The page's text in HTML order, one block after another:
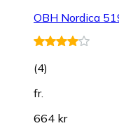
OBH Nordica
(4)
fr.
664 kr